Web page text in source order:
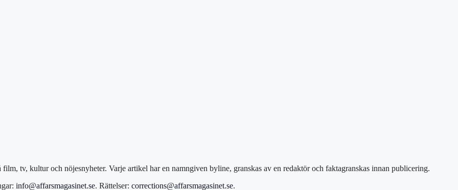
tv, kultur och nöjesnyheter. Varje artikel har en namngiven byline, granskas av en redaktör och faktagranskas innan publicering.
info@affarsmagasinet.se. Rättelser: corrections@affarsmagasinet.se.